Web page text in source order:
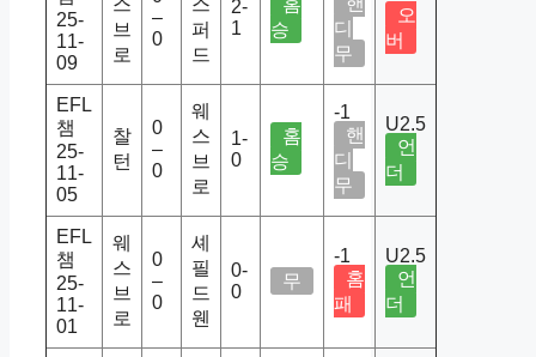
25-
11-
09
스
브
로
–
0
스
퍼
드
2-
1
홈
승
디
무
오
버
EFL
챔
25-
11-
05
찰
턴
0
–
0
웨
스
브
로
1-
0
홈
승
-1
핸
디
무
U2.5
언
더
EFL
챔
25-
11-
01
웨
스
브
로
0
–
0
셰
필
드
웬
0-
0
무
-1
홈
패
U2.5
언
더